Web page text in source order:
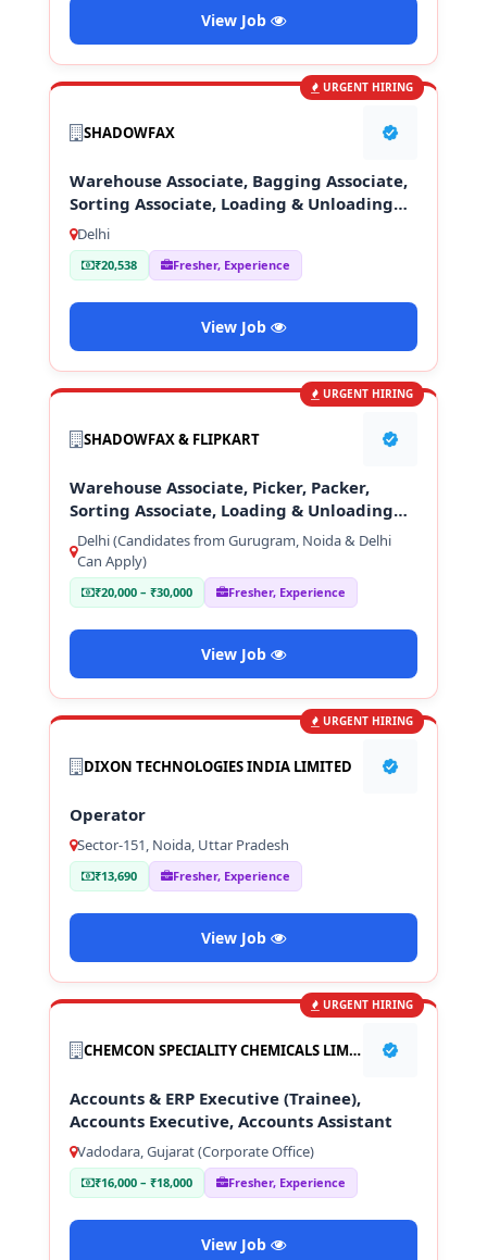
View Job
URGENT HIRING
SHADOWFAX
Warehouse Associate, Bagging Associate,
Sorting Associate, Loading & Unloading
Staff
Delhi
₹20,538 Fresher, Experience
View Job
URGENT HIRING
SHADOWFAX & FLIPKART
Warehouse Associate, Picker, Packer,
Sorting Associate, Loading & Unloading
Staff
Delhi (Candidates from Gurugram, Noida & Delhi
Can Apply)
₹20,000 – ₹30,000 Fresher, Experience
View Job
URGENT HIRING
DIXON TECHNOLOGIES INDIA LIMITED
Operator
Sector-151, Noida, Uttar Pradesh
₹13,690 Fresher, Experience
View Job
URGENT HIRING
CHEMCON SPECIALITY CHEMICALS LIMITED
Accounts & ERP Executive (Trainee),
Accounts Executive, Accounts Assistant
Vadodara, Gujarat (Corporate Office)
₹16,000 – ₹18,000 Fresher, Experience
View Job